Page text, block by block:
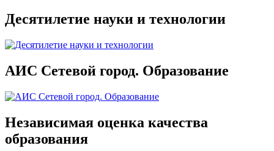
Десятилетие науки и технологии
АИС Сетевой город. Образование
Независимая оценка качества
образования